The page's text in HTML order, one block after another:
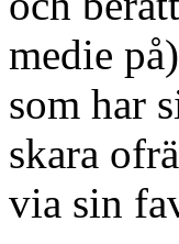
medie
som har
skara
via sin